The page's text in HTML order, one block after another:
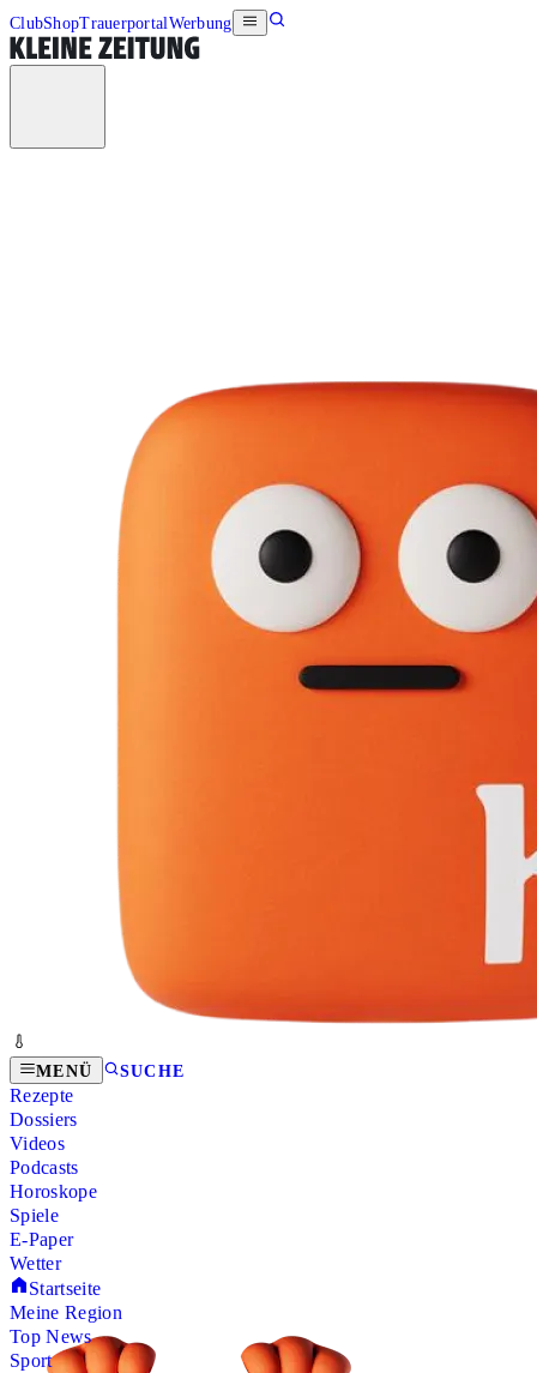
ClubShopTrauerportalWerbung
MENÜ SUCHE
Rezepte
Dossiers
Videos
Podcasts
Horoskope
Spiele
E-Paper
Wetter
Startseite
Meine Region
Top News
Sport